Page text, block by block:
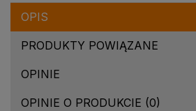
OPIS
PRODUKTY POWIĄZANE
OPINIE
OPINIE O PRODUKCIE (0)